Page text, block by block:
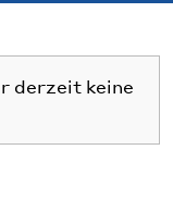
derzeit keine